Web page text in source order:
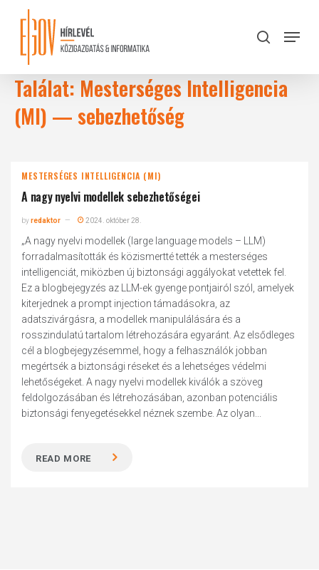
content
search
Menu
Találat: Mesterséges Intelligencia
(MI) — sebezhetőség
MESTERSÉGES INTELLIGENCIA (MI)
A nagy nyelvi modellek sebezhetőségei
byredaktor 2024. október 28.
„A nagy ͏nyelvi͏ modellek (large language models – LLM)
forradalmasították és közismertté tették a mesterséges
intelligenciát, miközben új biztonsági aggályokat vetettek fel.
Ez a blogbejegyzés az LLM-ek gyenge ͏pontjairól szól, amelyek
kiterjednek a prompt injection támadásokra,͏ az
adatszivárgásra, a modellek manipulálására és a
rosszindulatú tartalom létrehozására egyaránt. Az elsődleges
cé͏l a blogbejegyzésemmel, hogy a felhasználók jobban
megértsék a biztonsági réseket és a lehetséges védelmi
lehetőségeket. A nagy nyelvi modellek k͏iválók a szöveg
͏feldolgozásában és létrehozásában,͏ azonban potenc͏iális
biztonsági fenyegetésekkel néznek szembe͏. Az olyan...
READ MORE
Close